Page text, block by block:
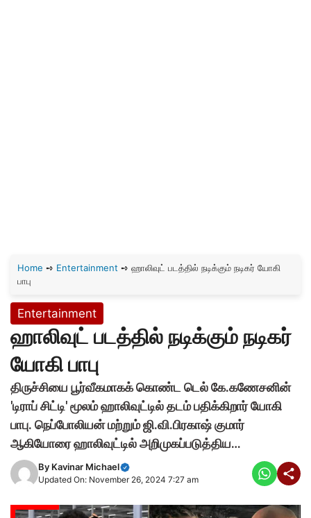
Home ➺ Entertainment ➺ ஹாலிவுட் படத்தில் நடிக்கும் நடிகர் யோகி
பாபு
Entertainment
ஹாலிவுட் படத்தில் நடிக்கும் நடிகர்
யோகி பாபு
திருச்சியை பூர்வீகமாகக் கொண்ட டெல் கே.கணேசனின்
'டிராப் சிட்டி' மூலம் ஹாலிவுட்டில் தடம் பதிக்கிறார் யோகி
பாபு. நெப்போலியன் மற்றும் ஜி.வி.பிரகாஷ் குமார்
ஆகியோரை ஹாலிவுட்டில் அறிமுகப்படுத்திய…
By Kavinar Michael
Updated On: November 26, 2024 7:27 am